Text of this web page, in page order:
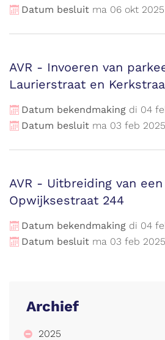
Datum besluit ma 06 okt 2025
AVR - Invoeren van
Laurierstraat en
Datum bekendmaking di 04
Datum besluit ma 03 feb 2025
AVR - Uitbreiding van
Opwijksestraat 244
Datum bekendmaking di 04
Datum besluit ma 03 feb 2025
Archief
2025